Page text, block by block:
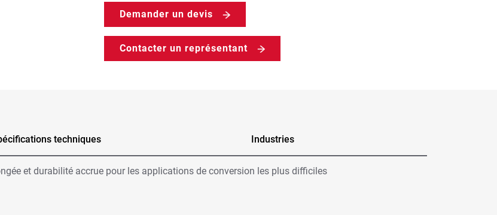
Demander un devis
Contacter un représentant
techniques Industries
et durabilité accrue pour les applications de conversion les plus difficiles